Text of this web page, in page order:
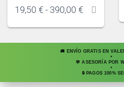
19,50 €- 390,00 €
🚚 ENVÍO GRATIS EN
•
💬 ASESORÍA POR
•
🔒 PAGOS 100%